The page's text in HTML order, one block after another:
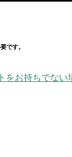
です。
をお持ちでない